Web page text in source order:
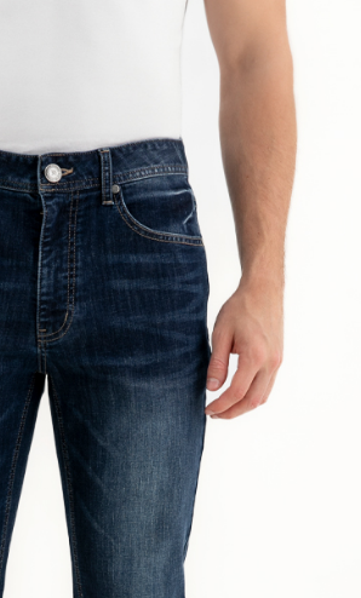
每筆NT$120，滿NT$1,500(含以上)免運費